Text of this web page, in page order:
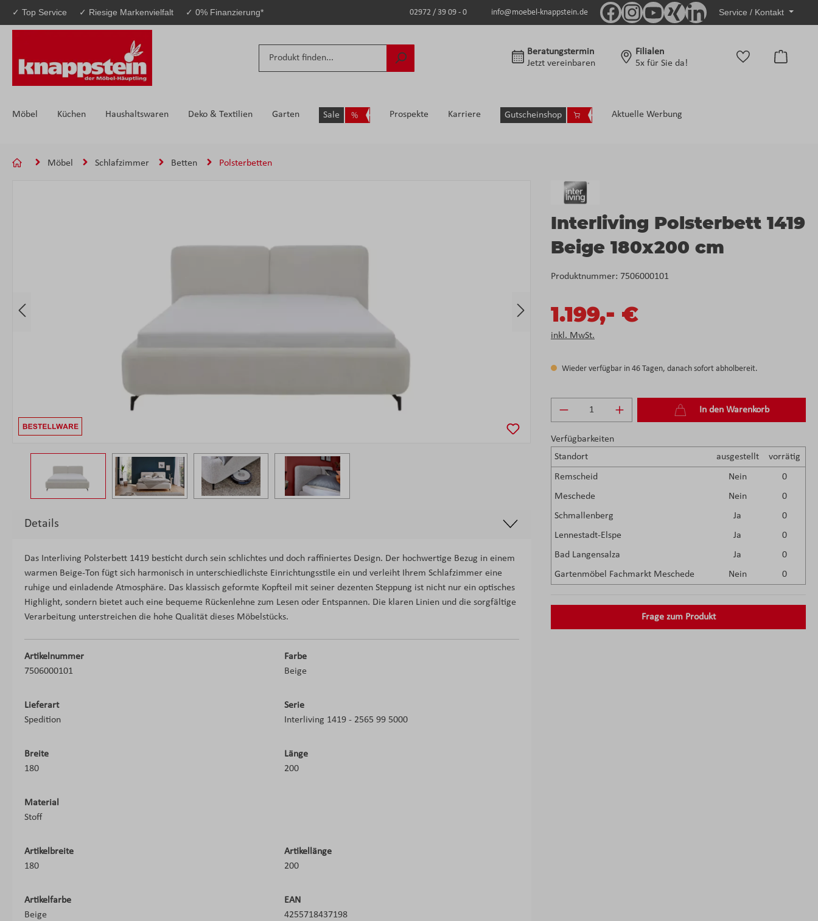
Hauptinhalt springen
Zur Suche springen
Zur Hauptnavigation springen
✓ Top Service ✓ Riesige Markenvielfalt ✓ 0% Finanzierung* 02972 / 39 09 - 0 info@moebel-knappstein.de Service / Kontakt
Beratungstermin
Jetzt vereinbaren
Filialen
5x für Sie da!
Möbel Küchen Haushaltswaren Deko & Textilien Garten Sale Prospekte Karriere Gutscheinshop Aktuelle Werbung
Möbel Schlafzimmer Betten Polsterbetten
Interliving Polsterbett 1419
Beige 180x200 cm
Produktnummer: 7506000101
1.199,- €
inkl. MwSt.
Wieder verfügbar in 46 Tagen, danach sofort abholbereit.
Produkt Anzahl: Gib den gewünschten
In den Warenkorb
Verfügbarkeiten
Standort
ausgestellt vorrätig
Remscheid Nein
0
Meschede
Nein
0
Schmallenberg
Ja
0
Lennestadt-Elspe
Ja
0
Bad Langensalza
Ja
0
Gartenmöbel Fachmarkt Meschede
Nein 0
Frage zum Produkt
Details
Das Interliving Polsterbett 1419 besticht durch sein schlichtes und doch raffiniertes Design. Der hochwertige Bezug in einem
warmen Beige-Ton fügt sich harmonisch in unterschiedlichste Einrichtungsstile ein und verleiht Ihrem Schlafzimmer eine
ruhige und einladende Atmosphäre. Das klassisch geformte Kopfteil mit seiner dezenten Steppung ist nicht nur ein optisches
Highlight, sondern bietet auch eine bequeme Rückenlehne zum Lesen oder Entspannen. Die klaren Linien und die sorgfältige
Verarbeitung unterstreichen die hohe Qualität dieses Möbelstücks.
Artikelnummer
7506000101
Farbe
Beige
Lieferart
Spedition
Serie
Interliving 1419 - 2565 99 5000
Breite
180
Länge
200
Material
Stoff
Artikelbreite
180
Artikellänge
200
Artikelfarbe
Beige
EAN
4255718437198